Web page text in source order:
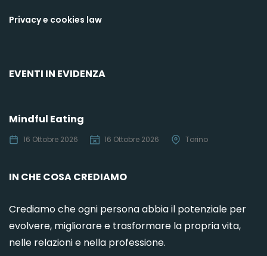
Privacy e cookies law
EVENTI IN EVIDENZA
Mindful Eating
16 Ottobre 2026 16 Ottobre 2026 Torino
IN CHE COSA CREDIAMO
Crediamo che ogni persona abbia il potenziale per
evolvere, migliorare e trasformare la propria vita,
nelle relazioni e nella professione.